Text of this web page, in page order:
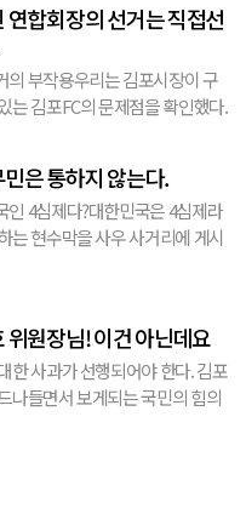
연합회장의 선거는 직접선
의 부작용우리는 김포시장이 구
는 김포FC의 문제점을 확인했다.
해야 한다. 즉, 축구협회는 직접
닌 간접...
은 통하지 않는다.
인 4심제다?대한민국은 4심제라
는 현수막을 사우 사거리에 게시
위원장님! 이건 아닌데요
한 사과가 선행되어야 한다. 김포
나들면서 보게되는 국민의 힘의